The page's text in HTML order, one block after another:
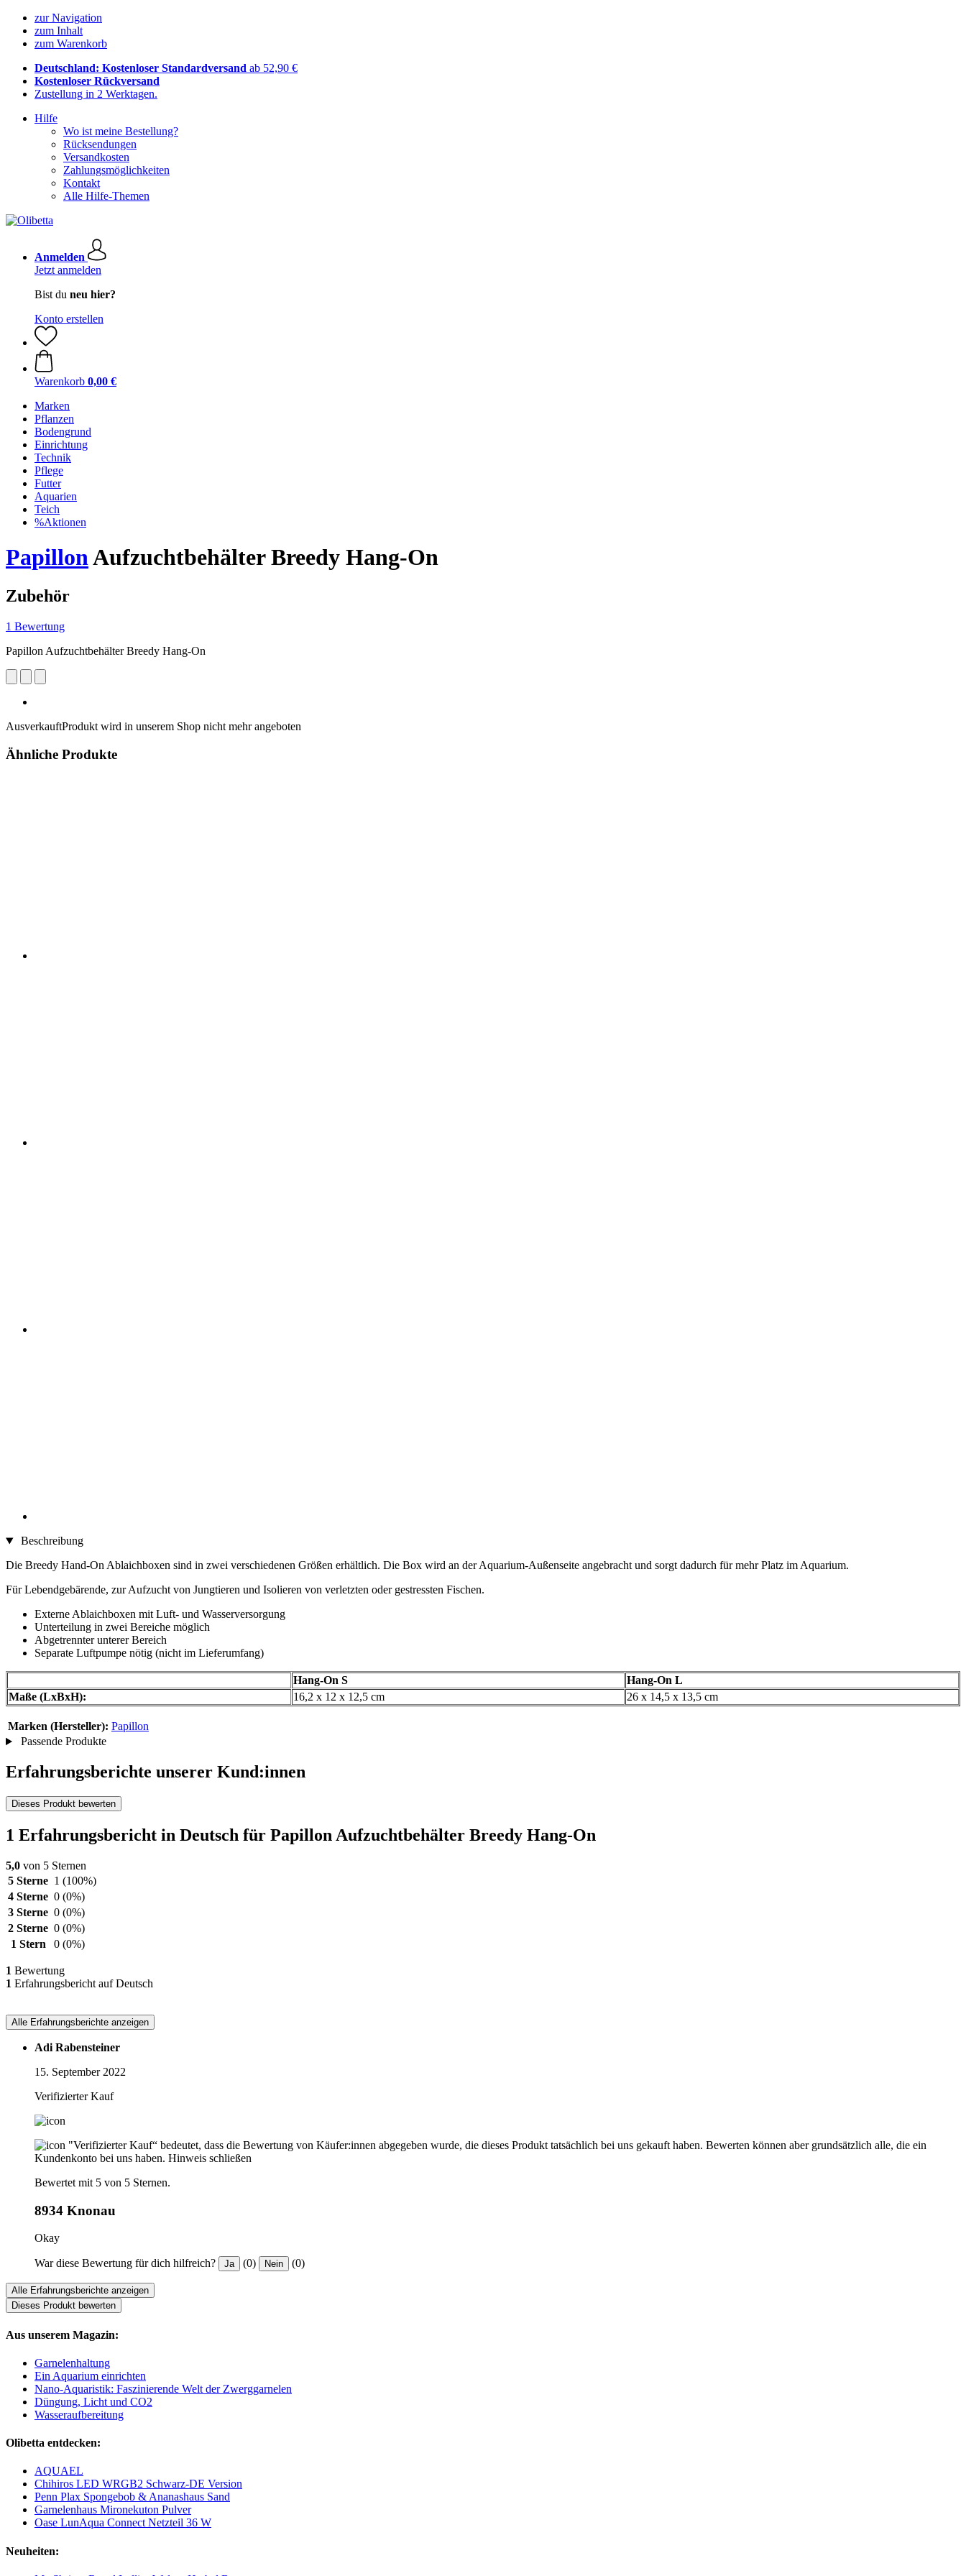
zur Navigation
zum Inhalt
zum Warenkorb
Deutschland: Kostenloser Standardversand ab 52,90 €
Kostenloser Rückversand
Zustellung in 2 Werktagen.
Hilfe
Wo ist meine Bestellung?
Rücksendungen
Versandkosten
Zahlungsmöglichkeiten
Kontakt
Alle Hilfe-Themen
Anmelden
Jetzt anmelden
Bist du neu hier?
Konto erstellen
Warenkorb 0,00 €
Marken
Pflanzen
Bodengrund
Einrichtung
Technik
Pflege
Futter
Aquarien
Teich
%Aktionen
PapillonAufzuchtbehälter Breedy Hang-On
Zubehör
1 Bewertung
Papillon Aufzuchtbehälter Breedy Hang-On
AusverkauftProdukt wird in unserem Shop nicht mehr angeboten
Ähnliche Produkte
Beschreibung
Die Breedy Hand-On Ablaichboxen sind in zwei verschiedenen Größen erhältlich. Die Box wird an der Aquarium-Außenseite angebracht und sorgt dadurch für mehr Platz im Aquarium.
Für Lebendgebärende, zur Aufzucht von Jungtieren und Isolieren von verletzten oder gestressten Fischen.
Externe Ablaichboxen mit Luft- und Wasserversorgung
Unterteilung in zwei Bereiche möglich
Abgetrennter unterer Bereich
Separate Luftpumpe nötig (nicht im Lieferumfang)
Hang-On S
Hang-On L
Maße (LxBxH):
16,2 x 12 x 12,5 cm 26 x 14,5 x 13,5 cm
Marken (Hersteller): Papillon
Passende Produkte
Erfahrungsberichte unserer Kund:innen
Dieses Produkt bewerten
1 Erfahrungsbericht in Deutsch für Papillon Aufzuchtbehälter Breedy Hang-On
5,0 von 5 Sternen
5 Sterne 1 (100%)
4 Sterne 0 (0%)
3 Sterne 0 (0%)
2 Sterne 0 (0%)
1 Stern
0 (0%)
1 Bewertung
1 Erfahrungsbericht auf Deutsch
Alle Erfahrungsberichte anzeigen
Adi Rabensteiner
15. September 2022
Verifizierter Kauf
"Verifizierter Kauf“ bedeutet, dass die Bewertung von Käufer:innen abgegeben wurde, die dieses Produkt tatsächlich bei uns gekauft haben. Bewerten können aber grundsätzlich alle, die ein
Kundenkonto bei uns haben. Hinweis schließen
Bewertet mit 5 von 5 Sternen.
8934 Knonau
Okay
War diese Bewertung für dich hilfreich? Ja (0) Nein (0)
Alle Erfahrungsberichte anzeigen
Dieses Produkt bewerten
Aus unserem Magazin:
Garnelenhaltung
Ein Aquarium einrichten
Nano-Aquaristik: Faszinierende Welt der Zwerggarnelen
Düngung, Licht und CO2
Wasseraufbereitung
Olibetta entdecken:
AQUAEL
Chihiros LED WRGB2 Schwarz-DE Version
Penn Plax Spongebob & Ananashaus Sand
Garnelenhaus Mironekuton Pulver
Oase LunAqua Connect Netzteil 36 W
Neuheiten: